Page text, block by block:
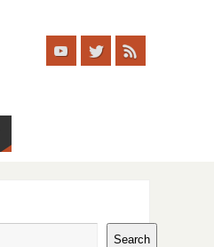
Search